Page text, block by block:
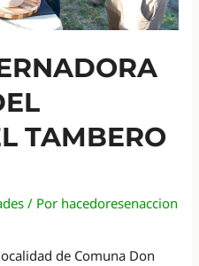
TAMBERO
/ Por hacedoresenaccion
de Comuna Don